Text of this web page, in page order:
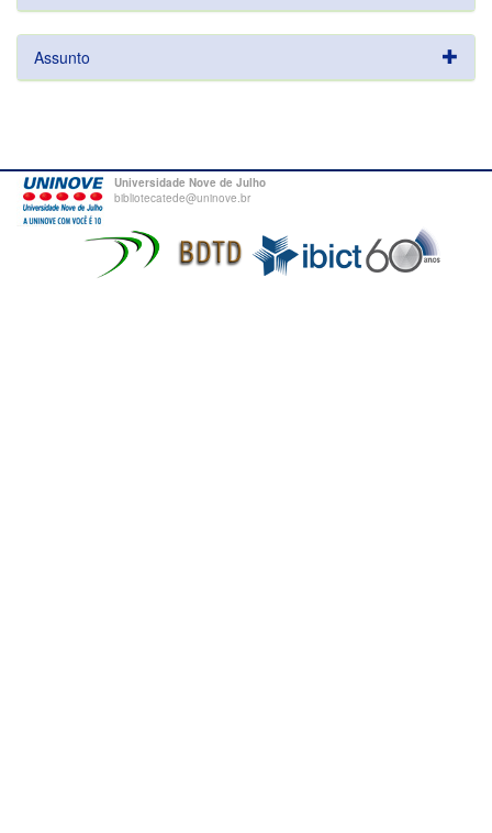
Assunto
Universidade Nove de Julho
bibliotecatede@uninove.br